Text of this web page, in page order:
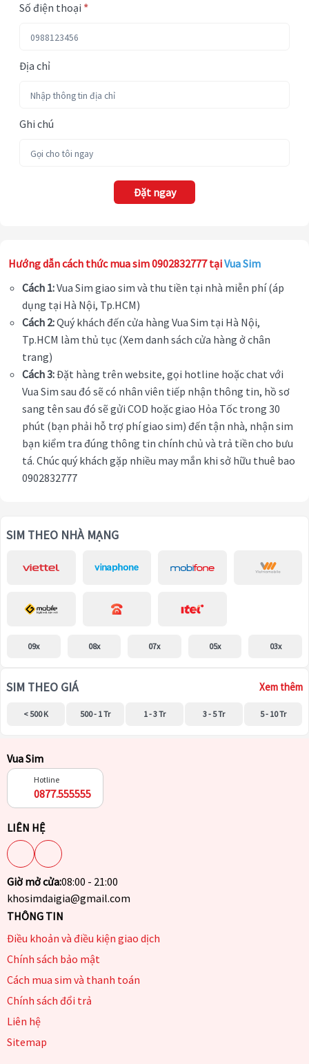
Số điện thoại *
Địa chỉ
Ghi chú
Đặt ngay
Hướng dẫn cách thức mua sim 0902832777 tạiVua Sim
Cách 1:Vua Sim giao sim và thu tiền tại nhà miễn phí (áp
dụng tại Hà Nội, Tp.HCM)
Cách 2:Quý khách đến cửa hàng Vua Sim tại Hà Nội,
Tp.HCM làm thủ tục (Xem danh sách cửa hàng ở chân
trang)
Cách 3:Đặt hàng trên website, gọi hotline hoặc chat với
Vua Sim sau đó sẽ có nhân viên tiếp nhận thông tin, hồ sơ
sang tên sau đó sẽ gửi COD hoặc giao Hỏa Tốc trong 30
phút (bạn phải hỗ trợ phí giao sim) đến tận nhà, nhận sim
bạn kiểm tra đúng thông tin chính chủ và trả tiền cho bưu
tá. Chúc quý khách gặp nhiều may mắn khi sở hữu thuê bao
0902832777
SIM THEO NHÀ MẠNG
09x 08x 07x 05x 03x
SIM THEO GIÁ Xem thêm
< 500 K 500 - 1 Tr 1 - 3 Tr 3 - 5 Tr 5 - 10 Tr
Vua Sim
Hotline
0877.555555
LIÊN HỆ
Giờ mở cửa:08:00 - 21:00
khosimdaigia@gmail.com
THÔNG TIN
Điều khoản và điều kiện giao dịch
Chính sách bảo mật
Cách mua sim và thanh toán
Chính sách đổi trả
Liên hệ
Sitemap